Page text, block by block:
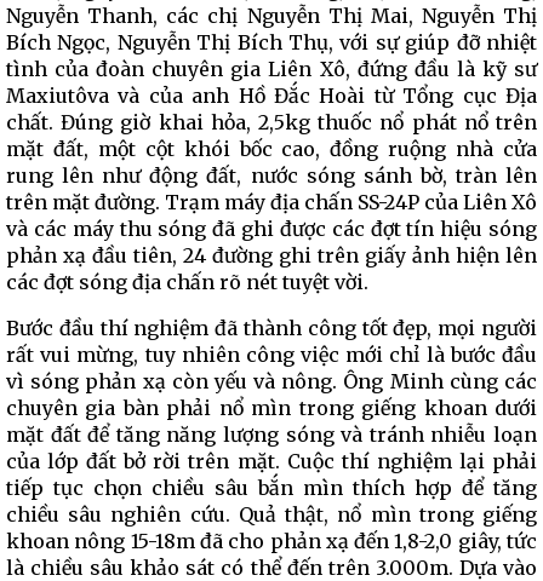
Nguyễn Thanh, các chị Nguyễn Thị Mai, Nguyễn Thị
Bích Ngọc, Nguyễn Thị Bích Thụ, với sự giúp đỡ nhiệt
tình của đoàn chuyên gia Liên Xô, đứng đầu là kỹ sư
Maxiutôva và của anh Hồ Đắc Hoài từ Tổng cục Địa
chất. Đúng giờ khai hỏa, 2,5kg thuốc nổ phát nổ trên
mặt đất, một cột khói bốc cao, đồng ruộng nhà cửa
rung lên như động đất, nước sóng sánh bờ, tràn lên
trên mặt đường. Trạm máy địa chấn SS-24P của Liên Xô
và các máy thu sóng đã ghi được các đợt tín hiệu sóng
phản xạ đầu tiên, 24 đường ghi trên giấy ảnh hiện lên
các đợt sóng địa chấn rõ nét tuyệt vời.
Bước đầu thí nghiệm đã thành công tốt đẹp, mọi người
rất vui mừng, tuy nhiên công việc mới chỉ là bước đầu
vì sóng phản xạ còn yếu và nông. Ông Minh cùng các
chuyên gia bàn phải nổ mìn trong giếng khoan dưới
mặt đất để tăng năng lượng sóng và tránh nhiễu loạn
của lớp đất bở rời trên mặt. Cuộc thí nghiệm lại phải
tiếp tục chọn chiều sâu bắn mìn thích hợp để tăng
chiều sâu nghiên cứu. Quả thật, nổ mìn trong giếng
khoan nông 15-18m đã cho phản xạ đến 1,8-2,0 giây, tức
là chiều sâu khảo sát có thể đến trên 3.000m. Dựa vào